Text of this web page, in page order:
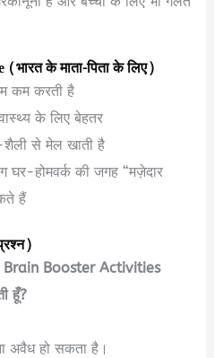
के माता-पिता के लिए)
कम करती है
के लिए बेहतर
शैली से मेल खाती है
घर-होमवर्क की जगह “मज़ेदार
हैं
Booster Activities
हूँ?
अवैध हो सकता है।